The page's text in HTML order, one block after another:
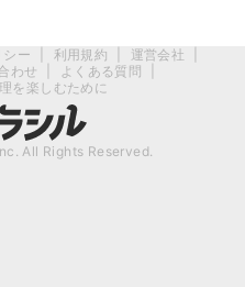
ー 利用規約 運営会社
わせ
よくある質問
を楽しむために
All Rights Reserved.